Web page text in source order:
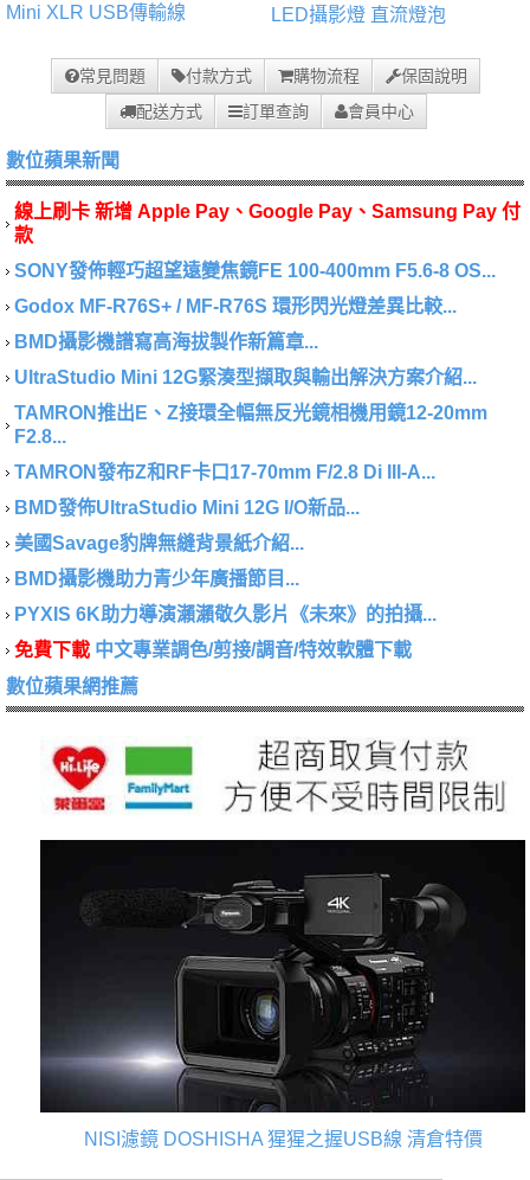
Mini XLR USB傳輸線 LED攝影燈 直流燈泡
常見問題 付款方式 購物流程
保固說明
配送方式
訂單查詢 會員中心
數位蘋果新聞
線上刷卡 新增 Apple Pay、Google Pay、Samsung Pay 付
款
SONY發佈輕巧超望遠變焦鏡FE 100-400mm F5.6-8 OS...
Godox MF-R76S+ / MF-R76S 環形閃光燈差異比較...
BMD攝影機譜寫高海拔製作新篇章...
UltraStudio Mini 12G緊湊型擷取與輸出解決方案介紹...
TAMRON推出E、Z接環全幅無反光鏡相機用鏡12-20mm
F2.8...
TAMRON發布Z和RF卡口17-70mm F/2.8 Di III-A...
BMD發佈UltraStudio Mini 12G I/O新品...
美國Savage豹牌無縫背景紙介紹...
BMD攝影機助力青少年廣播節目...
PYXIS 6K助力導演瀨瀨敬久影片《未來》的拍攝...
免費下載 中文專業調色/剪接/調音/特效軟體下載
數位蘋果網推薦
NISI濾鏡 DOSHISHA 猩猩之握USB線 清倉特價